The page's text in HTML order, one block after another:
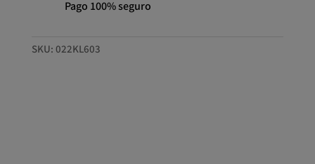
Pago 100% seguro
SKU: 022KL603